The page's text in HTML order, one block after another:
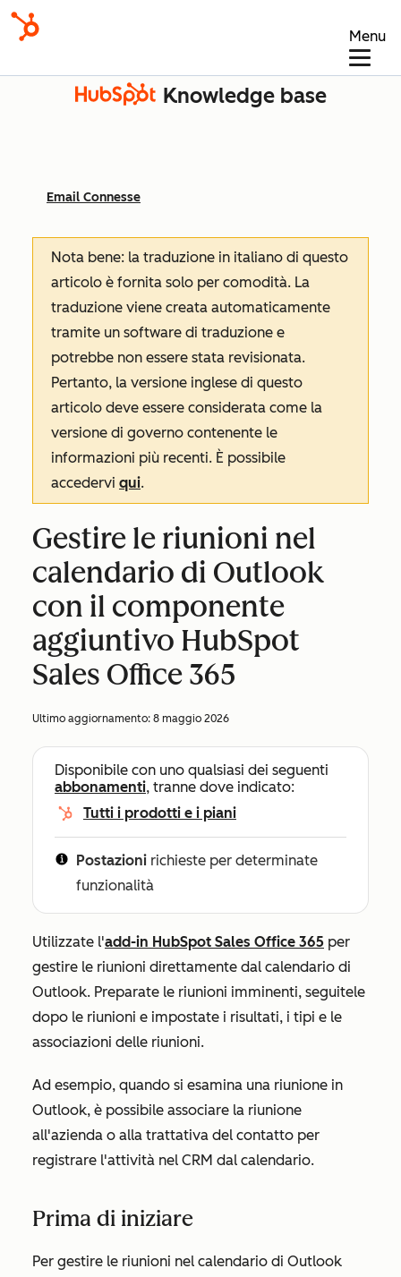
Menu
Knowledge base
Email Connesse
Nota bene: la traduzione in italiano di questo
articolo è fornita solo per comodità. La
traduzione viene creata automaticamente
tramite un software di traduzione e
potrebbe non essere stata revisionata.
Pertanto, la versione inglese di questo
articolo deve essere considerata come la
versione di governo contenente le
informazioni più recenti. È possibile
accedervi qui.
Gestire le riunioni nel
calendario di Outlook
con il componente
aggiuntivo HubSpot
Sales Office 365
Ultimo aggiornamento: 8 maggio 2026
Disponibile con uno qualsiasi dei seguenti
abbonamenti, tranne dove indicato:
Tutti i prodotti e i piani
Postazioni richieste per determinate
funzionalità
Utilizzate l'add-in HubSpot Sales Office 365 per
gestire le riunioni direttamente dal calendario di
Outlook. Preparate le riunioni imminenti, seguitele
dopo le riunioni e impostate i risultati, i tipi e le
associazioni delle riunioni.
Ad esempio, quando si esamina una riunione in
Outlook, è possibile associare la riunione
all'azienda o alla trattativa del contatto per
registrare l'attività nel CRM dal calendario.
Prima di iniziare
Per gestire le riunioni nel calendario di Outlook